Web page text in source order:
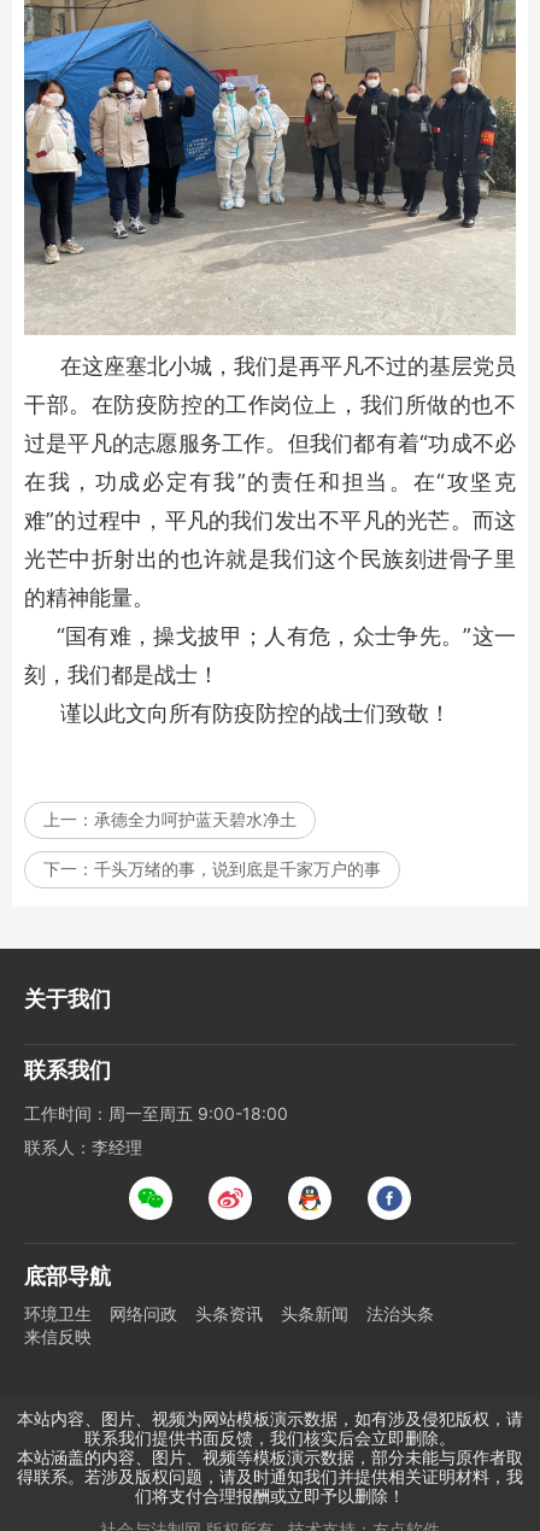
在这座塞北小城，我们是再平凡不过的基层党员
干部。在防疫防控的工作岗位上，我们所做的也不
过是平凡的志愿服务工作。但我们都有着“功成不必
在我，功成必定有我”的责任和担当。在“攻坚克
难”的过程中，平凡的我们发出不平凡的光芒。而这
光芒中折射出的也许就是我们这个民族刻进骨子里
的精神能量。
“国有难，操戈披甲；人有危，众士争先。”这一
刻，我们都是战士！
谨以此文向所有防疫防控的战士们致敬！
上一： 承德全力呵护蓝天碧水净土
下一： 千头万绪的事，说到底是千家万户的事
关于我们
联系我们
工作时间：周一至周五 9:00-18:00
联系人：李经理
底部导航
环境卫生 网络问政 头条资讯 头条新闻
法治头条
来信反映
本站内容、图片、视频为网站模板演示数据，如有涉及侵犯版权，请
联系我们提供书面反馈，我们核实后会立即删除。
本站涵盖的内容、图片、视频等模板演示数据，部分未能与原作者取
得联系。若涉及版权问题，请及时通知我们并提供相关证明材料，我
们将支付合理报酬或立即予以删除！